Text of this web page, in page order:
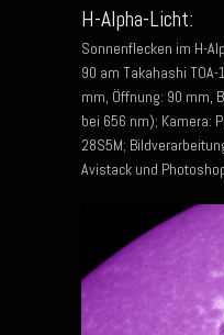
H-Alpha-Licht:
Sonnenflecken im H-
90 am Takahashi
mm, Öffnung: 90 mm,
bei 656 nm); Kamera:
28S5M;
Avistack und